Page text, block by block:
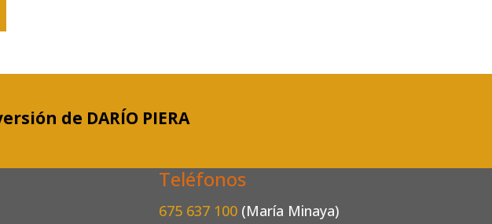
de DARÍO PIERA
Teléfonos
675 637 100 (María Minaya)